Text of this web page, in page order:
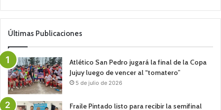
Últimas Publicaciones
Atlético San Pedro jugará la final de la Copa
Jujuy luego de vencer al “tomatero”
5 de julio de 2026
Fraile Pintado listo para recibir la semifinal